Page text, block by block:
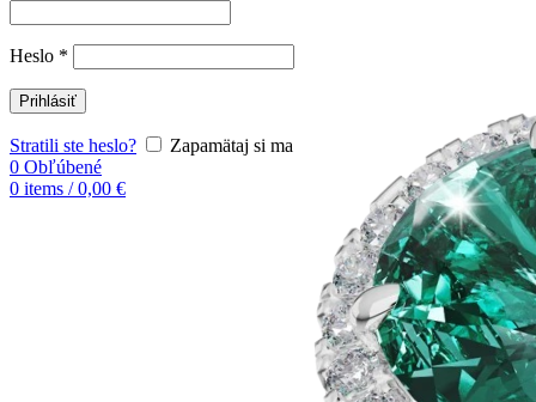
Heslo *
Prihlásiť
Stratili ste heslo?
Zapamätaj si ma
0 Obľúbené
0 items / 0,00 €